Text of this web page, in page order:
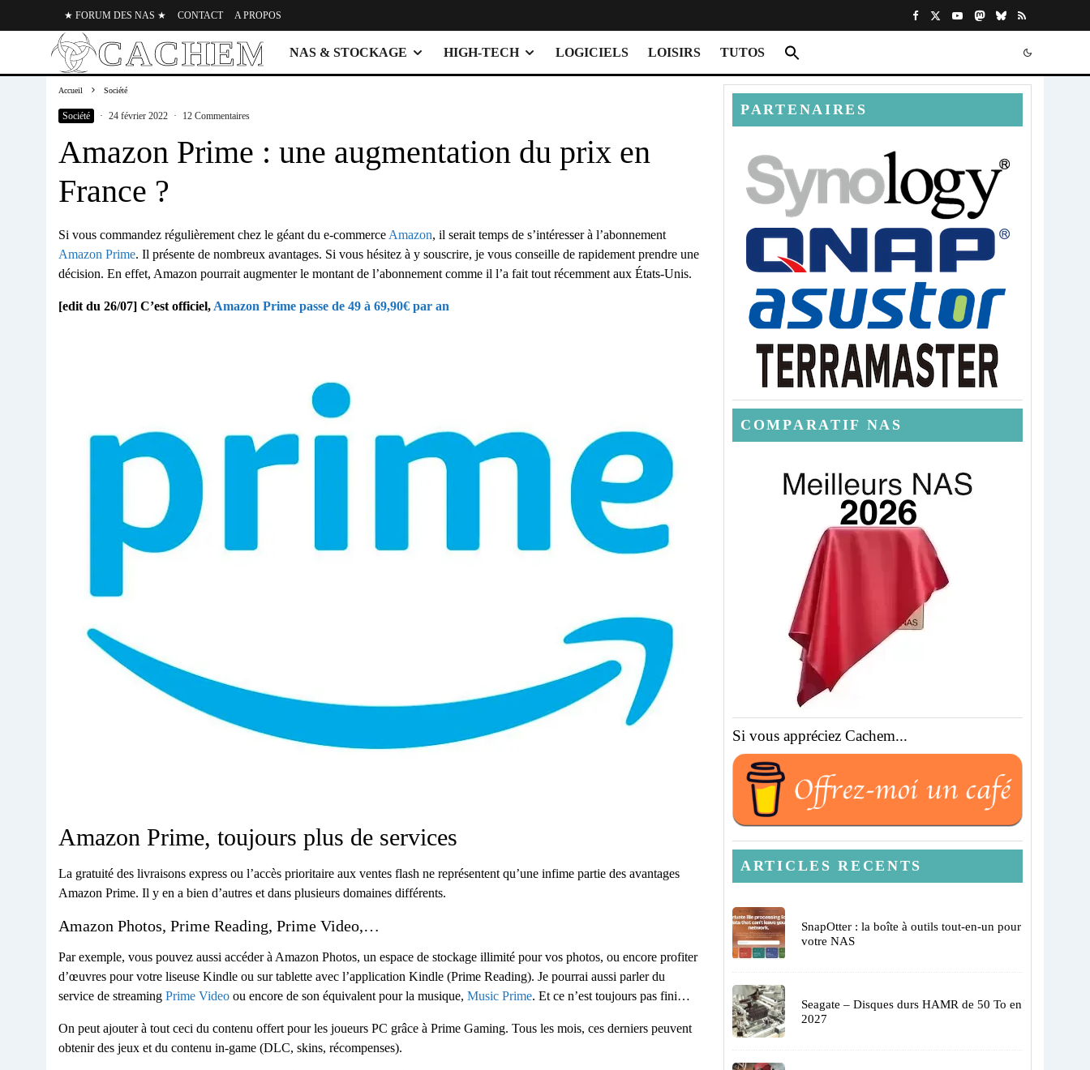
★ FORUM DES NAS ★ CONTACT A PROPOS
NAS & STOCKAGE HIGH-TECH LOGICIELS LOISIRS TUTOS
Accueil Société
Société · 24 février 2022 · 12 Commentaires
Amazon Prime : une augmentation du prix en
France ?
Si vous commandez régulièrement chez le géant du e-commerce Amazon, il serait temps de s’intéresser à l’abonnement
Amazon Prime. Il présente de nombreux avantages. Si vous hésitez à y souscrire, je vous conseille de rapidement prendre une
décision. En effet, Amazon pourrait augmenter le montant de l’abonnement comme il l’a fait tout récemment aux États-Unis.
[edit du 26/07] C’est officiel, Amazon Prime passe de 49 à 69,90€ par an
Amazon Prime, toujours plus de services
La gratuité des livraisons express ou l’accès prioritaire aux ventes flash ne représentent qu’une infime partie des avantages
Amazon Prime. Il y en a bien d’autres et dans plusieurs domaines différents.
Amazon Photos, Prime Reading, Prime Video,…
Par exemple, vous pouvez aussi accéder à Amazon Photos, un espace de stockage illimité pour vos photos, ou encore profiter
d’œuvres pour votre liseuse Kindle ou sur tablette avec l’application Kindle (Prime Reading). Je pourrai aussi parler du
service de streaming Prime Video ou encore de son équivalent pour la musique, Music Prime. Et ce n’est toujours pas fini…
On peut ajouter à tout ceci du contenu offert pour les joueurs PC grâce à Prime Gaming. Tous les mois, ces derniers peuvent
obtenir des jeux et du contenu in-game (DLC, skins, récompenses).
PARTENAIRES
COMPARATIF NAS
Si vous appréciez Cachem...
ARTICLES RECENTS
SnapOtter : la boîte à outils tout-en-un pour
votre NAS
Seagate – Disques durs HAMR de 50 To en
2027